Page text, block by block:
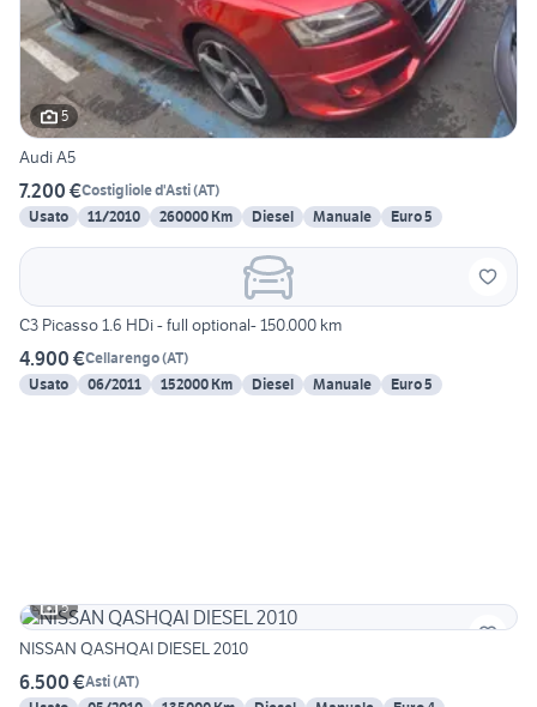
5
Audi A5
7.200 €Costigliole d'Asti(AT)
Usato
11/2010 260000 Km Diesel Manuale Euro 5
C3 Picasso 1.6 HDi - full optional- 150.000 km
4.900 €Cellarengo(AT)
Usato
06/2011 152000 Km Diesel Manuale Euro 5
5
NISSAN QASHQAI DIESEL 2010
6.500 €Asti(AT)